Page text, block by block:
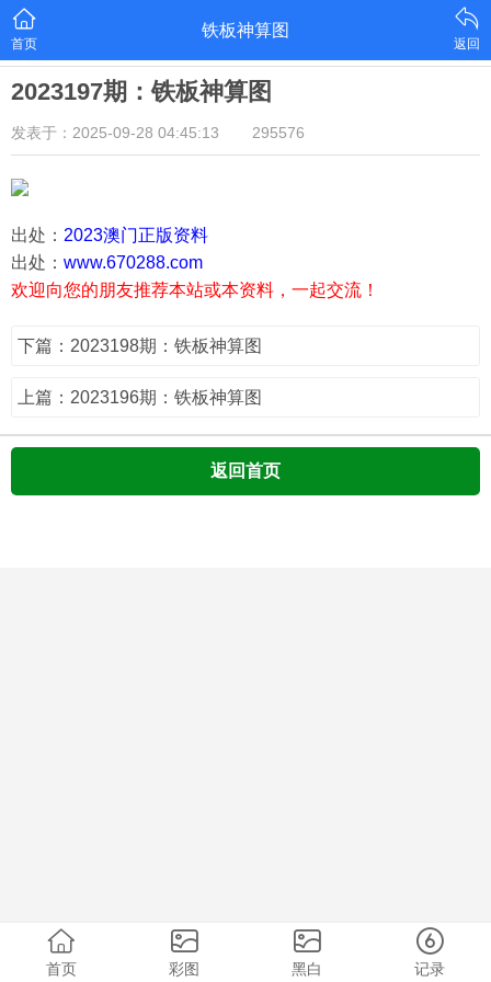
首页
铁板神算图
返回
2023197期：铁板神算图
发表于：2025-09-28 04:45:13 295576
出处： 2023澳门正版资料
出处： www.670288.com
欢迎向您的朋友推荐本站或本资料，一起交流！
下篇：2023198期：铁板神算图
上篇：2023196期：铁板神算图
返回首页
首页 彩图 黑白 记录